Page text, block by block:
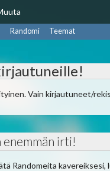
Randomi Teemat
Vain kirjautuneet/
irti!
Randomeita kavereiksesi,